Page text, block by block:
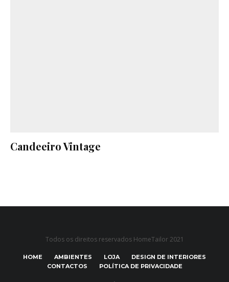
Candeeiro Vintage
Todos os direitos reservados HomeTailor 2021
HOME AMBIENTES LOJA
DESIGN DE INTERIORES
CONTACTOS
POLÍTICA DE PRIVACIDADE